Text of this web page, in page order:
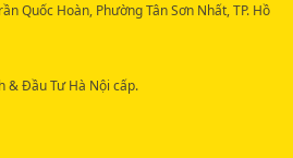
Quốc Hoàn, Phường Tân Sơn Nhất, TP. Hồ
& Đầu Tư Hà Nội cấp.